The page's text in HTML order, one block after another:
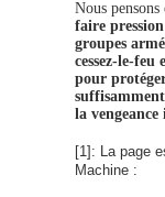
Nous pensons
faire
groupes
cessez-le-
pour
la
[1]: La page
Machine :